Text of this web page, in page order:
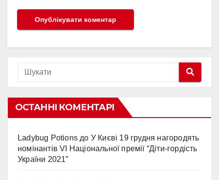
ОСТАННІ КОМЕНТАРІ
Ladybug Potions до У Києві 19 грудня нагородять
номінантів VI Національної премії “Діти-гордість
України 2021”